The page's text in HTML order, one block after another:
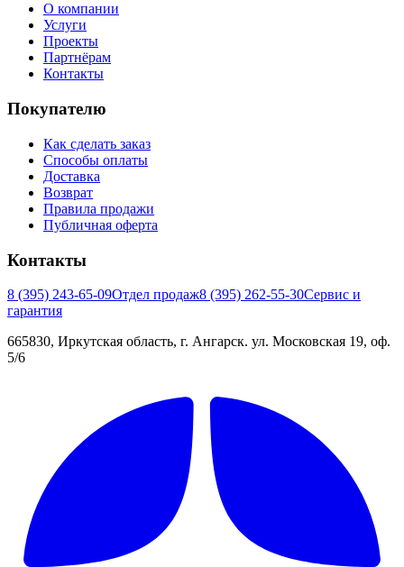
О компании
Услуги
Проекты
Партнёрам
Контакты
Покупателю
Как сделать заказ
Способы оплаты
Доставка
Возврат
Правила продажи
Публичная оферта
Контакты
8 (395) 243-65-09Отдел продаж8 (395) 262-55-30Сервис и
гарантия
665830, Иркутская область, г. Ангарск. ул. Московская 19, оф.
5/6